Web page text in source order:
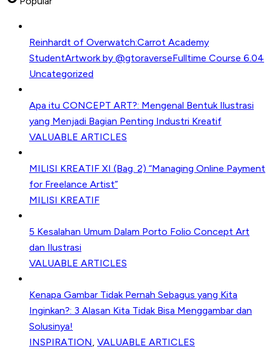
Reinhardt of Overwatch:Carrot Academy
StudentArtwork by @gtoraverseFulltime Course 6.04
Uncategorized
Apa itu CONCEPT ART?: Mengenal Bentuk Ilustrasi
yang Menjadi Bagian Penting Industri Kreatif
VALUABLE ARTICLES
MILISI KREATIF XI (Bag. 2) “Managing Online Payment
for Freelance Artist”
MILISI KREATIF
5 Kesalahan Umum Dalam Porto Folio Concept Art
dan Ilustrasi
VALUABLE ARTICLES
Kenapa Gambar Tidak Pernah Sebagus yang Kita
Inginkan?: 3 Alasan Kita Tidak Bisa Menggambar dan
Solusinya!
INSPIRATION, VALUABLE ARTICLES